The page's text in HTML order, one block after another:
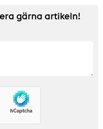
gärna artikeln!